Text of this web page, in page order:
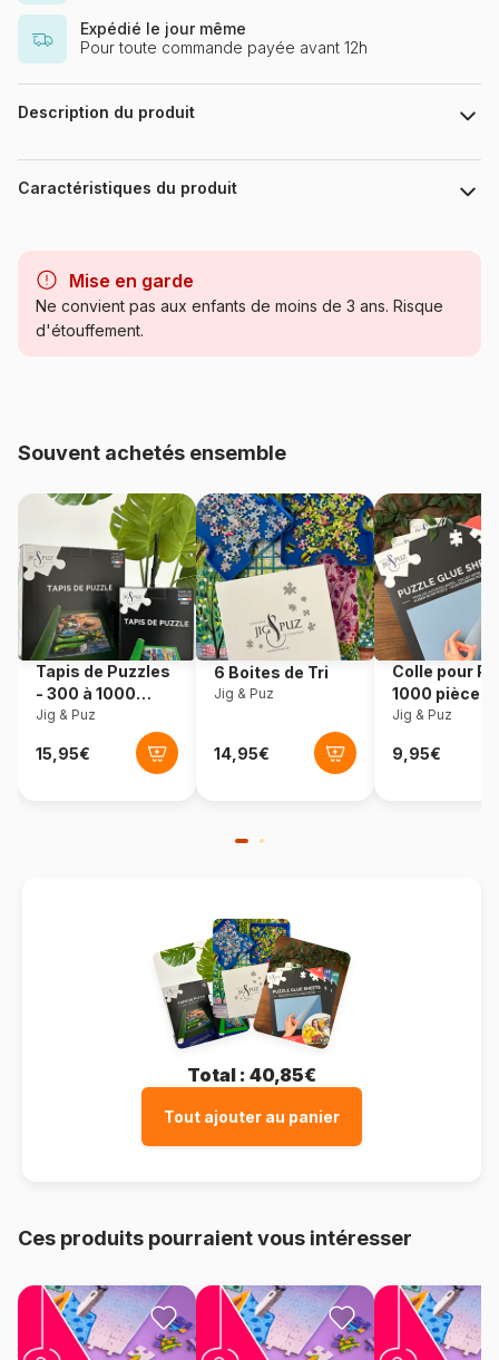
Expédié le jour même
Pour toute commande payée avant 12h
Description du produit
Attention, en commandant plusieurs exemplaires de cette
référence, vous êtes susceptible de recevoir des sachets
contenant le même visuel. Ces puzzles mystères sont choisis
Caractéristiques du produit
Age
Puzzle pour Adultes (500 à
Mise en garde
Ne convient pas aux enfants de moins de 3 ans. Risque
d'étouffement.
Souvent achetés ensemble
Tapis de Puzzles
- 300 à 1000
pièces
Jig & Puz
6 Boites de Tri
Jig & Puz
Colle pour
1000 pièces
Jig & Puz
Total : 40,85€
Tout ajouter au panier
Ces produits pourraient vous intéresser